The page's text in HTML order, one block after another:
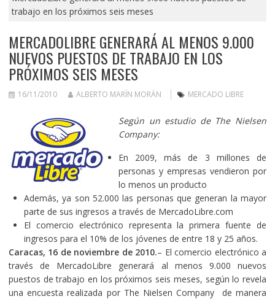
trabajo en los próximos seis meses
MERCADOLIBRE GENERARÁ AL MENOS 9.000
NUEVOS PUESTOS DE TRABAJO EN LOS
PRÓXIMOS SEIS MESES
16/11/2010 ALBERTO MARÍN MORÁN MERCADO LIBRE
Según un estudio de The Nielsen
Company:
En 2009, más de 3 millones de
personas y empresas vendieron por
lo menos un producto
Además, ya son 52.000 las personas que generan la mayor
parte de sus ingresos a través de MercadoLibre.com
El comercio electrónico representa la primera fuente de
ingresos para el 10% de los jóvenes de entre 18 y 25 años.
Caracas, 16 de noviembre de 2010.– El comercio electrónico a
través de MercadoLibre generará al menos 9.000 nuevos
puestos de trabajo en los próximos seis meses, según lo revela
una encuesta realizada por The Nielsen Company de manera